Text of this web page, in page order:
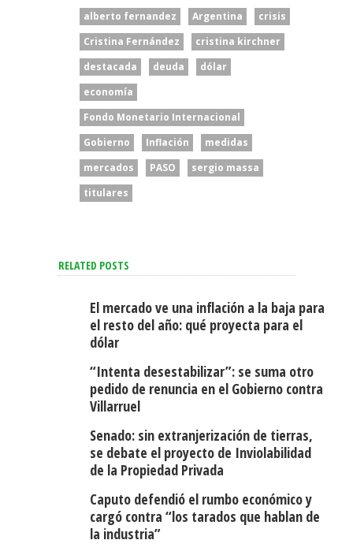
alberto fernandez Argentina
crisis
Cristina Fernández
cristina kirchner
destacada
deuda
dólar
economía
Fondo Monetario Internacional
Gobierno
Inflación
medidas
mercados
PASO
sergio massa
titulares
RELATED POSTS
El mercado ve una inflación a la baja para
el resto del año: qué proyecta para el
dólar
“Intenta desestabilizar”: se suma otro
pedido de renuncia en el Gobierno contra
Villarruel
Senado: sin extranjerización de tierras,
se debate el proyecto de Inviolabilidad
de la Propiedad Privada
Caputo defendió el rumbo económico y
cargó contra “los tarados que hablan de
la industria”